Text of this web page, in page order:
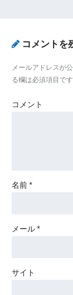
コメントを
メールアドレスが
る欄は必須項目です
コメント
名前 *
メール *
サイト